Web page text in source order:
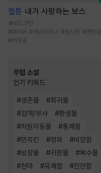
웹툰 내가 사랑하는 보스
60.3만
#페티쉬 #섹스파트너 #첫사랑 #연하공
#키작공
무협 소설
인기 키워드
#생존물 #회귀물
#검객/무사 #환생물
#차원이동물 #통쾌함
#먼치킨 #정파 #비장함
#성장물 #귀환물 #복수물
#천마 #유쾌함 #잔잔함